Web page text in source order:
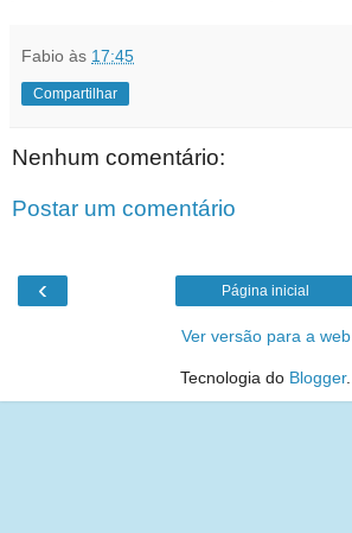
Fabio às 17:45
Compartilhar
Nenhum comentário:
Postar um comentário
‹ Página inicial
Ver versão para a web
Tecnologia do Blogger.